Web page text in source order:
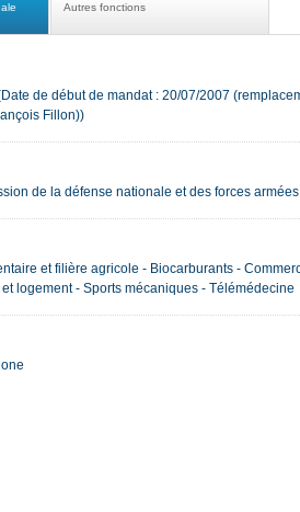
Autres fonctions
de début de mandat : 20/07/2007
Fillon))
de la défense nationale et des forces armées
et filière agricole - Biocarburants -
logement - Sports mécaniques - Télémédecine